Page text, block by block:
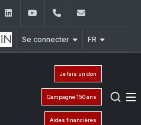
InstagramLinkedInYouTube+961 (1) 421 000
Se connecter FR
Je fais un don
Campagne 150 ans
Aides financières